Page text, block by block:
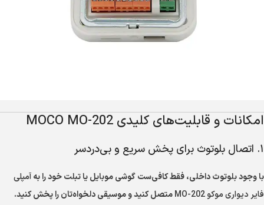
امکانات و قابلیت‌های کلیدی MOCO MO-202
۱. اتصال بلوتوث برای پخش سریع و بی‌دردسر
با وجود بلوتوث داخلی، فقط کافی‌ست گوشی موبایل یا تبلت خود را بهآمپلی
فایر دیواری موکو MO-202
متصل کنید و موسیقی دلخواه‌تان را پخش کنید.